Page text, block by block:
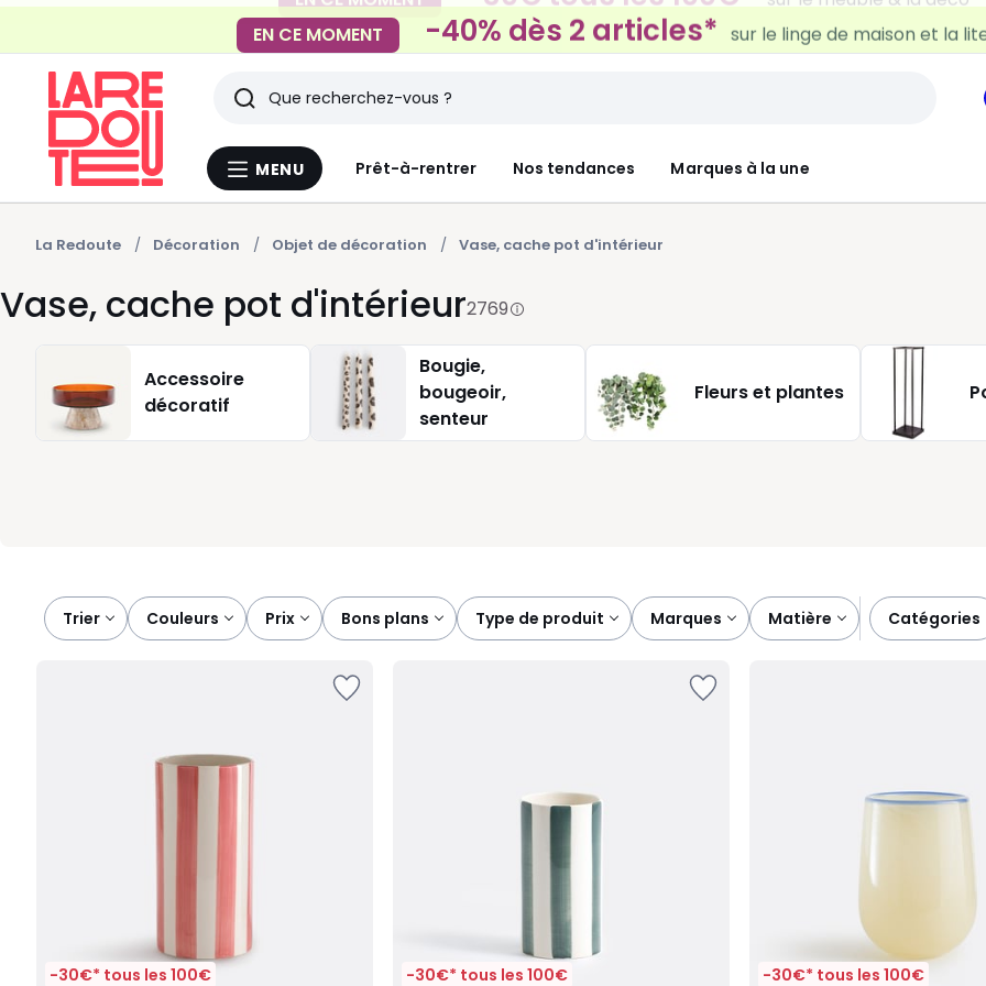
EN CE MOMENT
-40% dès 2 articles* sur le linge de maison et la
Menu
MENU Prêt-à-rentrer Nos tendances Marques à la une
Rechercher
Derniers
articles
vus
La Redoute Décoration Objet de décoration Vase, cache pot d'intérieur
Vase, cache pot d'intérieur2769
Accessoire
décoratif
Bougie,
bougeoir,
senteur
Fleurs et plantes
Trier
couleurs prix bons plans type de produit marques matière catégories
-30€* tous les 100€ -30€* tous les 100€ -30€* tous les 100€